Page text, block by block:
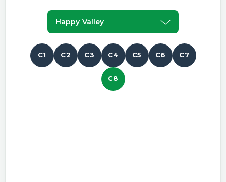
Happy Valley
C1 C2 C3 C4 C5 C6 C7
C8